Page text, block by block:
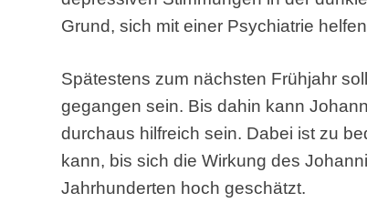
Grund, sich mit einer Psychiatrie
Spätestens zum nächsten Frühjahr
gegangen sein. Bis dahin kann
durchaus hilfreich sein. Dabei ist zu
kann, bis sich die Wirkung des
Jahrhunderten hoch geschätzt.